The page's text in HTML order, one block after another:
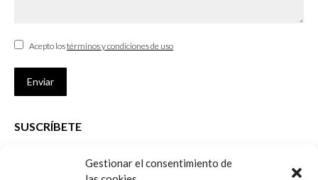
Gestionar el consentimiento de
Acepto lostérminos y condiciones de uso
Enviar
SUSCRÍBETE
que desarrolla el Colegio de Arquitectos de Cádiz